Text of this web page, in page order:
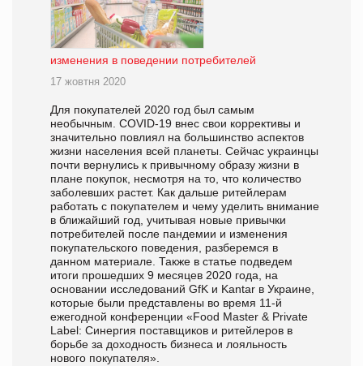
изменения в поведении потребителей
17 жовтня 2020
Для покупателей 2020 год был самым
необычным. COVID-19 внес свои коррективы и
значительно повлиял на большинство аспектов
жизни населения всей планеты. Сейчас украинцы
почти вернулись к привычному образу жизни в
плане покупок, несмотря на то, что количество
заболевших растет. Как дальше ритейлерам
работать с покупателем и чему уделить внимание
в ближайший год, учитывая новые привычки
потребителей после пандемии и изменения
покупательского поведения, разберемся в
данном материале. Также в статье подведем
итоги прошедших 9 месяцев 2020 года, на
основании исследований GfK и Kantar в Украине,
которые были представлены во время 11-й
ежегодной конференции «Food Master & Private
Label: Синергия поставщиков и ритейлеров в
борьбе за доходность бизнеса и лояльность
нового покупателя».